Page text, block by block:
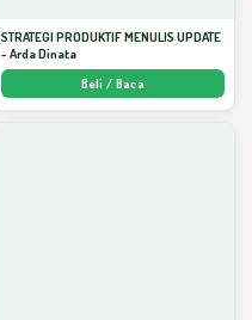
STRATEGI PRODUKTIF MENULIS UPDATE
- Arda Dinata
Beli / Baca